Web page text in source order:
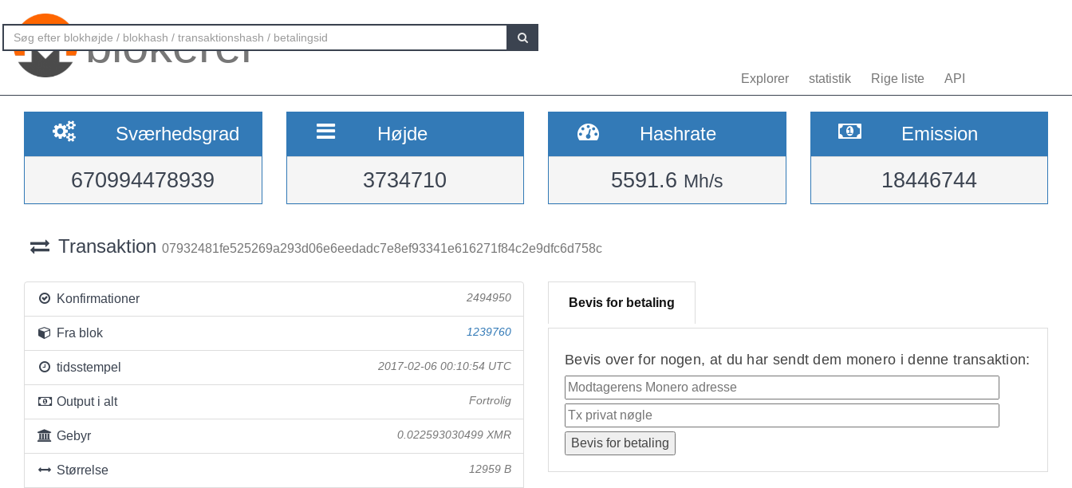
blokerer
Explorer statistik Rige liste API
Sværhedsgrad
670994478939
Højde
3734710
Hashrate
5591.6 Mh/s
Emission
18446744
Transaktion 07932481fe525269a293d06e6eedadc7e8ef93341e616271f84c2e9dfc6d758c
Konfirmationer 2494950
Fra blok 1239760
tidsstempel 2017-02-06 00:10:54 UTC
Output i alt Fortrolig
Gebyr 0.022593030499 XMR
Størrelse 12959 B
Bevis for betaling
Bevis over for nogen, at du har sendt dem monero i denne transaktion: